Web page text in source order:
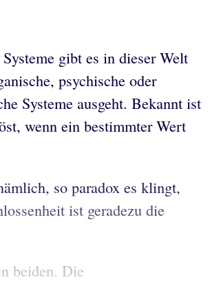
gibt es in dieser Welt
psychische oder
Systeme ausgeht. Bekannt ist
wenn ein bestimmter Wert
so paradox es klingt,
ist geradezu die
beiden. Die